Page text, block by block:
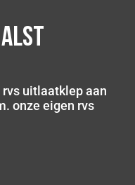
rvs uitlaatklep aan
onze eigen rvs